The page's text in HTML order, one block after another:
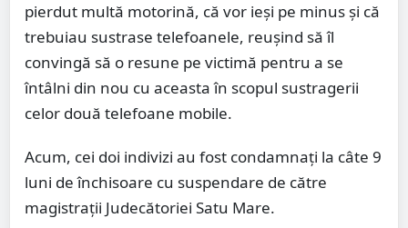
pierdut multă motorină, că vor ieşi pe minus și că
trebuiau sustrase telefoanele, reuşind să îl
convingă să o resune pe victimă pentru a se
întâlni din nou cu aceasta în scopul sustragerii
celor două telefoane mobile.
Acum, cei doi indivizi au fost condamnați la câte 9
luni de închisoare cu suspendare de către
magistrații Judecătoriei Satu Mare.